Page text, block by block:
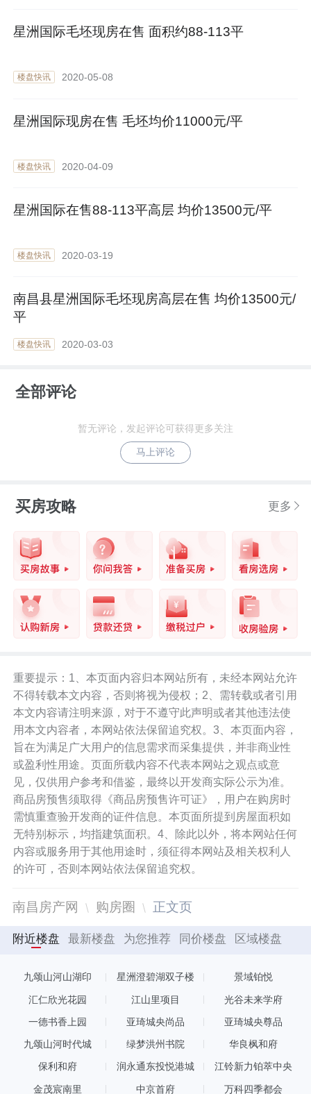
星洲国际毛坯现房在售 面积约88-113平
楼盘快讯 2020-05-08
星洲国际现房在售 毛坯均价11000元/平
楼盘快讯 2020-04-09
星洲国际在售88-113平高层 均价13500元/平
楼盘快讯 2020-03-19
南昌县星洲国际毛坯现房高层在售 均价13500元/
平
楼盘快讯 2020-03-03
全部评论
暂无评论，发起评论可获得更多关注
马上评论
买房攻略 更多
重要提示：1、本页面内容归本网站所有，未经本网站允许
不得转载本文内容，否则将视为侵权；2、需转载或者引用
本文内容请注明来源，对于不遵守此声明或者其他违法使
用本文内容者，本网站依法保留追究权。3、本页面内容，
旨在为满足广大用户的信息需求而采集提供，并非商业性
或盈利性用途。页面所载内容不代表本网站之观点或意
见，仅供用户参考和借鉴，最终以开发商实际公示为准。
商品房预售须取得《商品房预售许可证》，用户在购房时
需慎重查验开发商的证件信息。本页面所提到房屋面积如
无特别标示，均指建筑面积。4、除此以外，将本网站任何
内容或服务用于其他用途时，须征得本网站及相关权利人
的许可，否则本网站依法保留追究权。
南昌房产网 购房圈 正文页
附近楼盘 最新楼盘 为您推荐 同价楼盘 区域楼盘
九颂山河山湖印 星洲澄碧湖双子楼 景域铂悦
汇仁欣光花园 江山里项目 光谷未来学府
一德书香上园 亚琦城央尚品 亚琦城央尊品
九颂山河时代城 绿梦洪州书院 华良枫和府
保利和府 润永通东投悦港城 江铃新力铂萃中央
金茂宸南里 中京首府 万科四季都会